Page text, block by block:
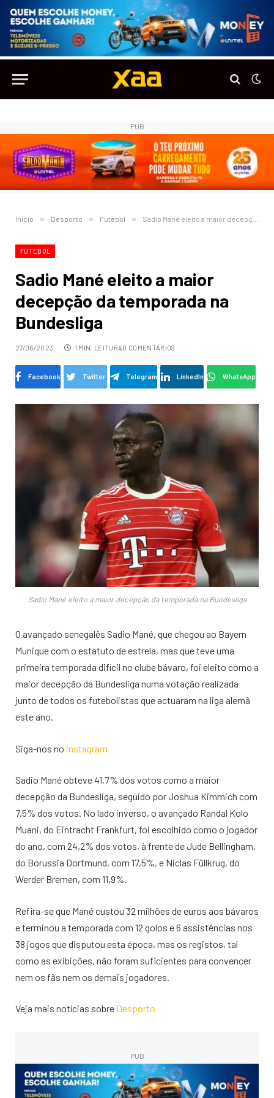
PUB
Início » Desporto » Futebol » Sadio Mané eleito a maior decepção da temporada na Bundesliga
FUTEBOL
Sadio Mané eleito a maior
decepção da temporada na
Bundesliga
27/06/2023 1 MIN. LEITURA0 COMENTÁRIOS
Facebook Twitter Telegram LinkedIn WhatsApp
Sadio Mané eleito a maior decepção da temporada na Bundesliga
O avançado senegalês Sadio Mané, que chegou ao Bayern
Munique com o estatuto de estrela, mas que teve uma
primeira temporada difícil no clube bávaro, foi eleito como a
maior decepção da Bundesliga numa votação realizada
junto de todos os futebolistas que actuaram na liga alemã
este ano.
Siga-nos no instagram
Sadio Mané obteve 41,7% dos votos como a maior
decepção da Bundesliga, seguido por Joshua Kimmich com
7,5% dos votos. No lado inverso, o avançado Randal Kolo
Muani, do Eintracht Frankfurt, foi escolhido como o jogador
do ano, com 24,2% dos votos, à frente de Jude Bellingham,
do Borussia Dortmund, com 17,5%, e Niclas Füllkrug, do
Werder Bremen, com 11,9%.
Refira-se que Mané custou 32 milhões de euros aos bávaros
e terminou a temporada com 12 golos e 6 assistências nos
38 jogos que disputou esta época, mas os registos, tal
como as exibições, não foram suficientes para convencer
nem os fãs nem os demais jogadores.
Veja mais notícias sobre Desporto
PUB